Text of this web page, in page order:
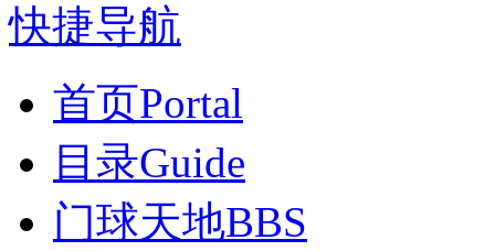
快捷导航
首页Portal
目录Guide
门球天地BBS